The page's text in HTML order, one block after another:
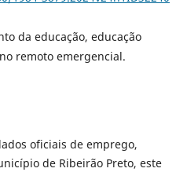
da educação, educação
remoto emergencial.
oficiais de emprego,
de Ribeirão Preto, este